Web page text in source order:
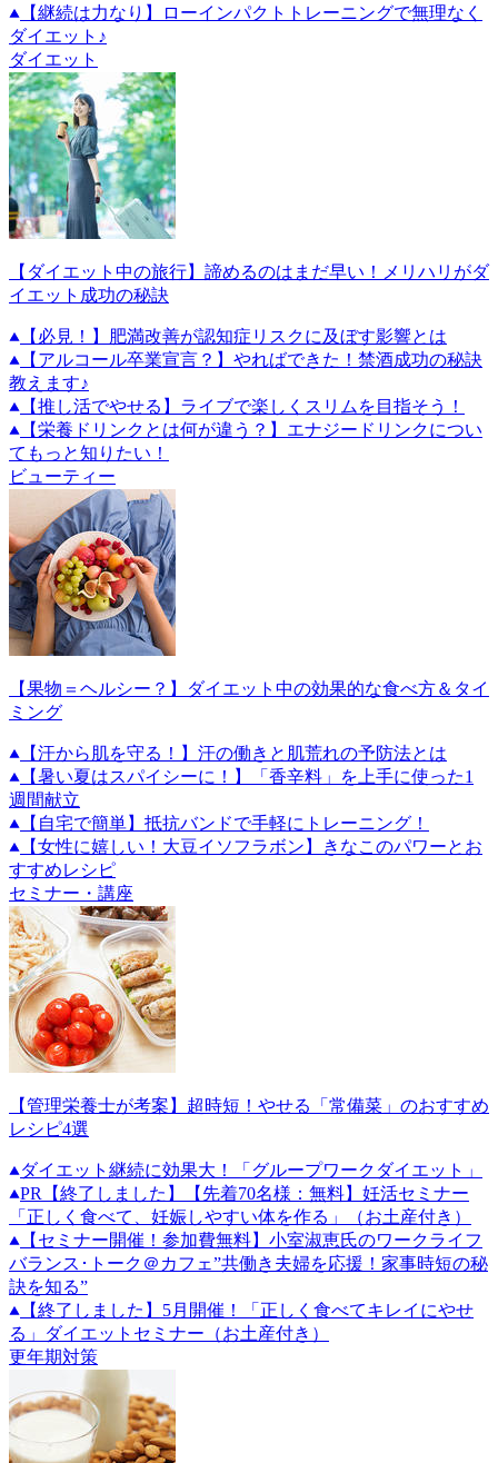
【継続は力なり】ローインパクトトレーニングで無理なく
ダイエット♪
ダイエット
【ダイエット中の旅行】諦めるのはまだ早い！メリハリがダ
イエット成功の秘訣
【必見！】肥満改善が認知症リスクに及ぼす影響とは
【アルコール卒業宣言？】やればできた！禁酒成功の秘訣
教えます♪
【推し活でやせる】ライブで楽しくスリムを目指そう！
【栄養ドリンクとは何が違う？】エナジードリンクについ
てもっと知りたい！
ビューティー
【果物＝ヘルシー？】ダイエット中の効果的な食べ方＆タイ
ミング
【汗から肌を守る！】汗の働きと肌荒れの予防法とは
【暑い夏はスパイシーに！】「香辛料」を上手に使った1
週間献立
【自宅で簡単】抵抗バンドで手軽にトレーニング！
【女性に嬉しい！大豆イソフラボン】きなこのパワーとお
すすめレシピ
セミナー・講座
【管理栄養士が考案】超時短！やせる「常備菜」のおすすめ
レシピ4選
ダイエット継続に効果大！「グループワークダイエット」
PR
【終了しました】【先着70名様：無料】妊活セミナー
「正しく食べて、妊娠しやすい体を作る」（お土産付き）
【セミナー開催！参加費無料】小室淑恵氏のワークライフ
バランス･トーク＠カフェ”共働き夫婦を応援！家事時短の秘
訣を知る”
【終了しました】5月開催！「正しく食べてキレイにやせ
る」ダイエットセミナー（お土産付き）
更年期対策